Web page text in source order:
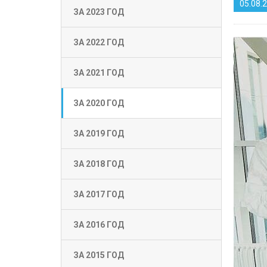
ЗА 2023 ГОД
ЗА 2022 ГОД
ЗА 2021 ГОД
ЗА 2020 ГОД
ЗА 2019 ГОД
ЗА 2018 ГОД
ЗА 2017 ГОД
ЗА 2016 ГОД
ЗА 2015 ГОД